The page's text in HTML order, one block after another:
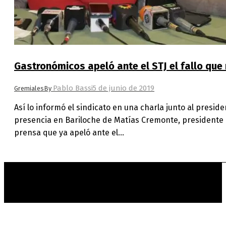
Gastronómicos apeló ante el STJ el fallo
GremialesBy Pablo Bassi5 de junio de 2019
Así lo informó el sindicato en una charla junto al
presencia en Bariloche de Matías Cremonte, presidente
prensa que ya apeló ante el…